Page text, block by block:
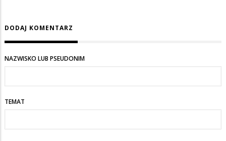
DODAJ KOMENTARZ
NAZWISKO LUB PSEUDONIM
TEMAT